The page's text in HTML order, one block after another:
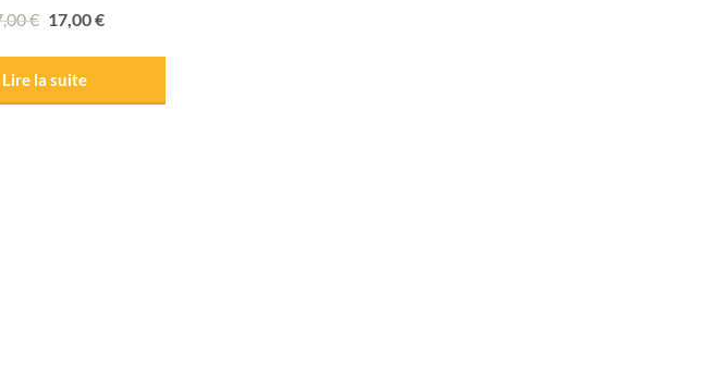
€ 17,00€
Lire la suite